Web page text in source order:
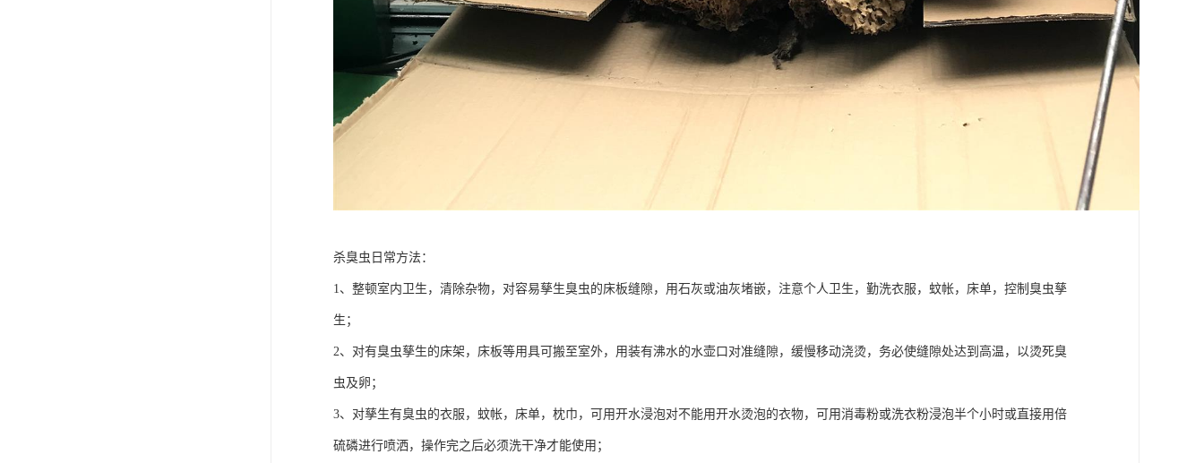
杀臭虫日常方法：
1、整顿室内卫生，清除杂物，对容易孳生臭虫的床板缝隙，用石灰或油灰堵嵌，注意个人卫生，勤洗衣服，蚊帐，床单，控制臭虫孳
生；
2、对有臭虫孳生的床架，床板等用具可搬至室外，用装有沸水的水壶口对准缝隙，缓慢移动浇烫，务必使缝隙处达到高温，以烫死臭
虫及卵；
3、对孳生有臭虫的衣服，蚊帐，床单，枕巾，可用开水浸泡对不能用开水烫泡的衣物，可用消毒粉或洗衣粉浸泡半个小时或直接用倍
硫磷进行喷洒，操作完之后必须洗干净才能使用；